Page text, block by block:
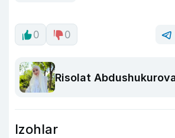
0 0
Risolat
Izohlar